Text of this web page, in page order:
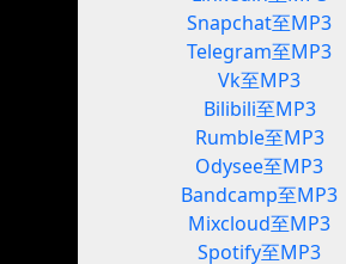
Snapchat至MP3
Telegram至MP3
Vk至MP3
Bilibili至MP3
Rumble至MP3
Odysee至MP3
Bandcamp至MP3
Mixcloud至MP3
Spotify至MP3